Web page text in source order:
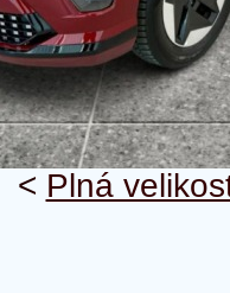
< Plná